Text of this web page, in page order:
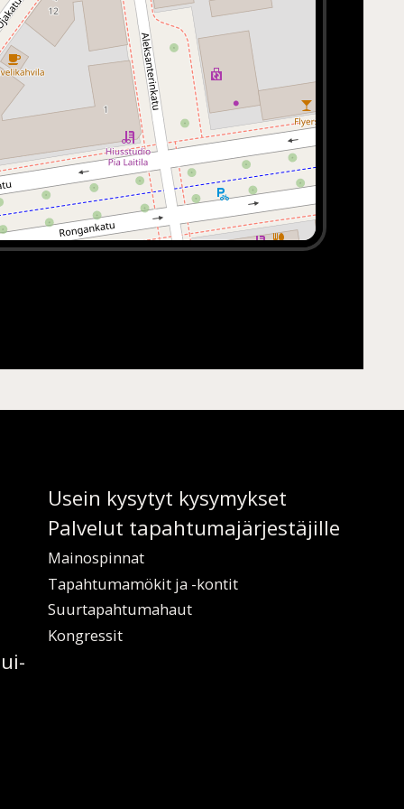
Usein ky­sy­tyt ky­sy­myk­set
Pal­ve­lut ta­pah­tu­ma­jär­jes­tä­jil­le
Mai­nos­pin­nat
Ta­pah­tu­ma­mö­kit ja -kon­tit
Suur­ta­pah­tu­ma­haut
Kongres­sit